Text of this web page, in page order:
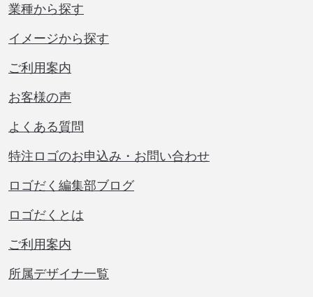
業種から探す
イメージから探す
ご利用案内
お客様の声
よくある質問
特注ロゴのお申込み・お問い合わせ
ロゴだく編集部ブログ
ロゴだくとは
ご利用案内
所属デザイナ一覧